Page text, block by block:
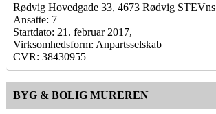
Rødvig Hovedgade 33, 4673 Rødvig STEVns
Ansatte: 7
Startdato: 21. februar 2017,
Virksomhedsform: Anpartsselskab
CVR: 38430955
BYG & BOLIG MUREREN